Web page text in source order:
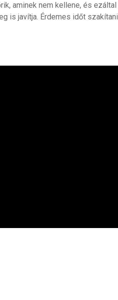
aminek nem kellene, és ezáltal
is javítja. Érdemes időt szakítani